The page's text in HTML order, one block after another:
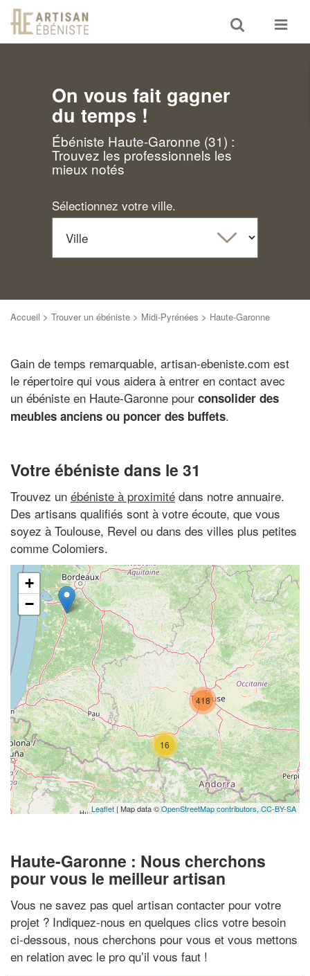
Toggle
search
Toggle
On vous fait gagner
du temps !
Ébéniste Haute-Garonne (31) :
Trouvez les professionnels les
mieux notés
Sélectionnez votre ville.
Accueil > Trouver un ébéniste > Midi-Pyrénées > Haute-Garonne
Gain de temps remarquable, artisan-ebeniste.com est
le répertoire qui vous aidera à entrer en contact avec
un ébéniste en Haute-Garonne pour consolider des
meubles anciens ou poncer des buffets.
Votre ébéniste dans le 31
Trouvez un ébéniste à proximité dans notre annuaire.
Des artisans qualifiés sont à votre écoute, que vous
soyez à Toulouse, Revel ou dans des villes plus petites
comme Colomiers.
16
418
+
−
Leaflet | Map data ©OpenStreetMap contributors, CC-BY-SA
Haute-Garonne : Nous cherchons
pour vous le meilleur artisan
Vous ne savez pas quel artisan contacter pour votre
projet ? Indiquez-nous en quelques clics votre besoin
ci-dessous, nous cherchons pour vous et vous mettons
en relation avec le pro qu’il vous faut !